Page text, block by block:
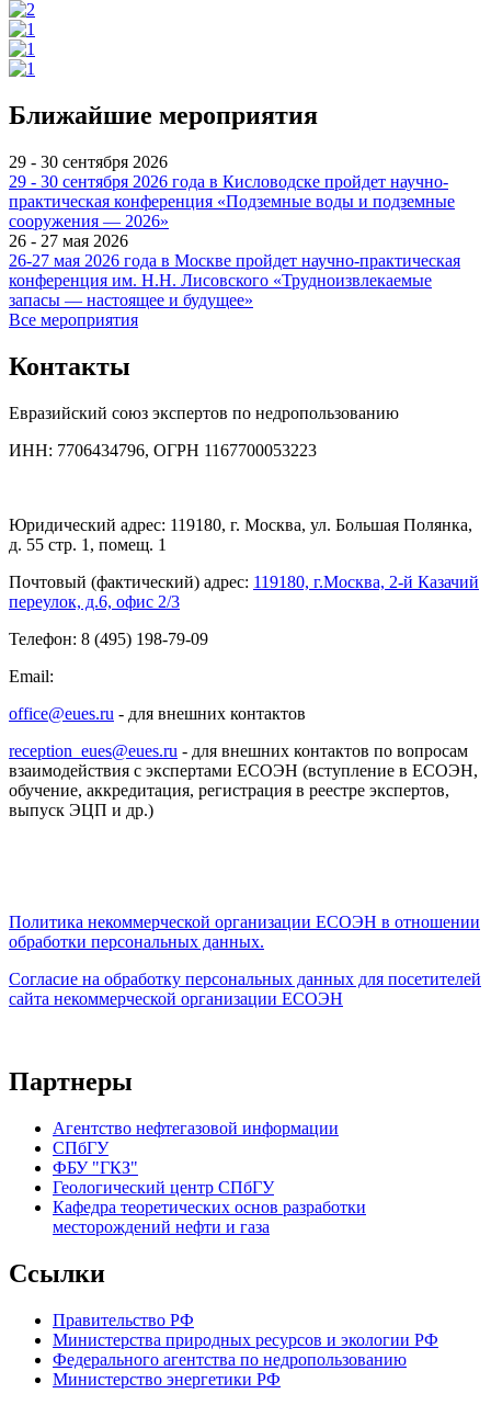
Ближайшие мероприятия
29 - 30 сентября 2026
29 - 30 сентября 2026 года в Кисловодске пройдет научно-
практическая конференция «Подземные воды и подземные
сооружения — 2026»
26 - 27 мая 2026
26-27 мая 2026 года в Москве пройдет научно-практическая
конференция им. Н.Н. Лисовского «Трудноизвлекаемые
запасы — настоящее и будущее»
Все мероприятия
Контакты
Евразийский союз экспертов по недропользованию
ИНН: 7706434796, ОГРН 1167700053223
Юридический адрес: 119180, г. Москва, ул. Большая Полянка,
д. 55 стр. 1, помещ. 1
Почтовый (фактический) адрес: 119180, г.Москва, 2-й Казачий
переулок, д.6, офис 2/3
Телефон: 8 (495) 198-79-09
Email:
office@eues.ru - для внешних контактов
reception_eues@eues.ru - для внешних контактов по вопросам
взаимодействия с экспертами ЕСОЭН (вступление в ЕСОЭН,
обучение, аккредитация, регистрация в реестре экспертов,
выпуск ЭЦП и др.)
Политика некоммерческой организации ЕСОЭН в отношении
обработки персональных данных.
Согласие на обработку персональных данных для посетителей
сайта некоммерческой организации ЕСОЭН
Партнеры
Агентство нефтегазовой информации
СПбГУ
ФБУ "ГКЗ"
Геологический центр СПбГУ
Кафедра теоретических основ разработки
месторождений нефти и газа
Ссылки
Правительство РФ
Министерства природных ресурсов и экологии РФ
Федерального агентства по недропользованию
Министерство энергетики РФ